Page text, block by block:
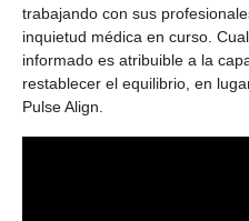
trabajando con sus
inquietud médica en curso.
informado es atribuible a la
restablecer el equilibrio, en
Pulse Align.